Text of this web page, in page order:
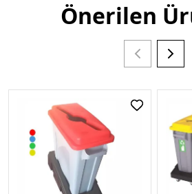
Önerilen